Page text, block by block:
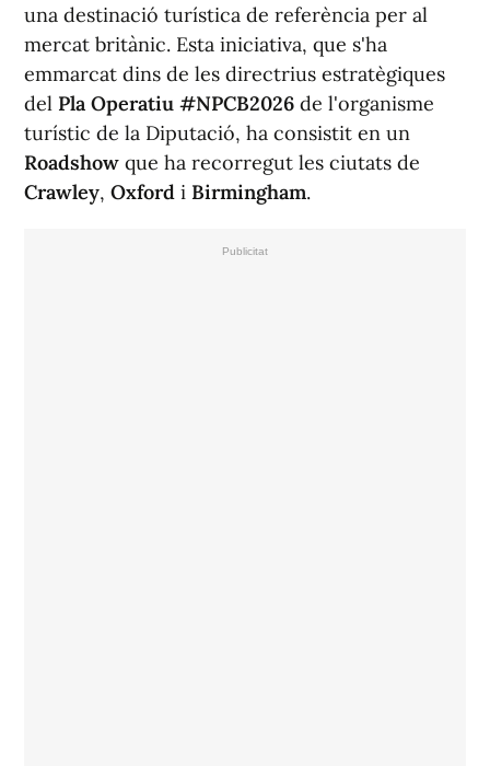
una destinació turística de referència per al
mercat britànic. Esta iniciativa, que s'ha
emmarcat dins de les directrius estratègiques
del Pla Operatiu #NPCB2026 de l'organisme
turístic de la Diputació, ha consistit en un
Roadshow que ha recorregut les ciutats de
Crawley, Oxford i Birmingham.